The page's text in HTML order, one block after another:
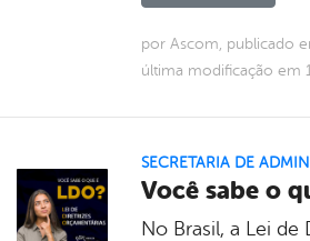
por Ascom, publicado
última modificação em
SECRETARIA DE
Você sabe o
No Brasil, a Lei de